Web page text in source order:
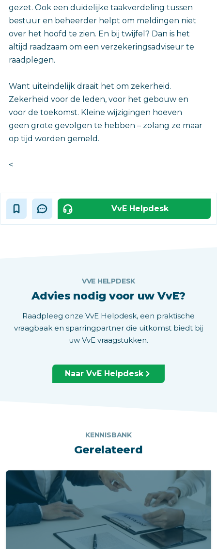
gezet. Ook een duidelijke taakverdeling tussen
bestuur en beheerder helpt om meldingen niet
over het hoofd te zien. En bij twijfel? Dan is het
altijd raadzaam om een verzekeringsadviseur te
raadplegen.
Want uiteindelijk draait het om zekerheid.
Zekerheid voor de leden, voor het gebouw en
voor de toekomst. Kleine wijzigingen hoeven
geen grote gevolgen te hebben – zolang ze maar
op tijd worden gemeld.
<
VvE Helpdesk
VVE HELPDESK
Advies nodig voor uw VvE?
Raadpleeg onze VvE Helpdesk, een praktische
vraagbaak en sparringpartner die uitkomst biedt bij
uw VvE vraagstukken.
Naar VvE Helpdesk
KENNISBANK
Gerelateerd